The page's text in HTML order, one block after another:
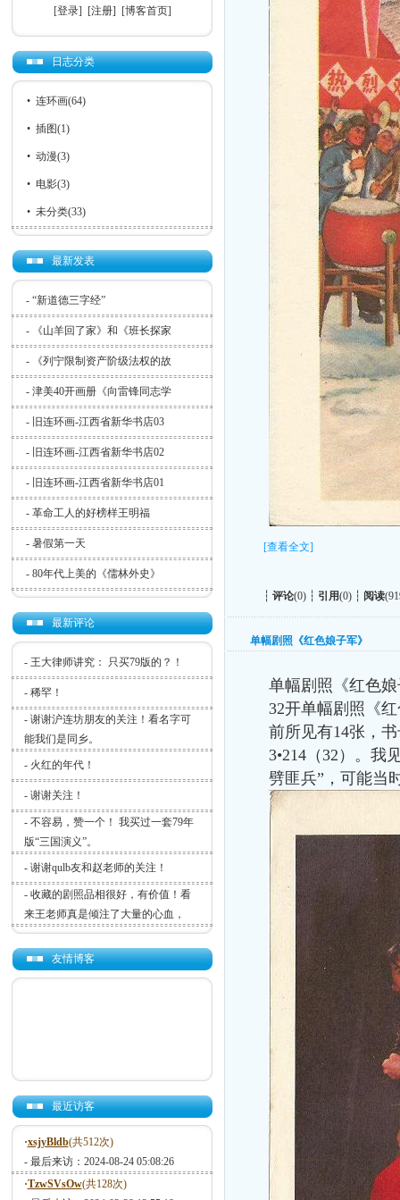
[登录] [注册] [博客首页]
日志分类
• 连环画(64)
• 插图(1)
• 动漫(3)
• 电影(3)
• 未分类(33)
最新发表
- “新道德三字经”
- 《山羊回了家》和《班长探家
- 《列宁限制资产阶级法权的故
- 津美40开画册《向雷锋同志学
- 旧连环画-江西省新华书店03
- 旧连环画-江西省新华书店02
- 旧连环画-江西省新华书店01
- 革命工人的好榜样王明福
- 暑假第一天
- 80年代上美的《儒林外史》
最新评论
- 王大律师讲究： 只买79版的？！
- 稀罕！
- 谢谢沪连坊朋友的关注！看名字可
能我们是同乡。
- 火红的年代！
- 谢谢关注！
- 不容易，赞一个！ 我买过一套79年
版“三国演义”。
- 谢谢qulb友和赵老师的关注！
- 收藏的剧照品相很好，有价值！看
来王老师真是倾注了大量的心血，
友情博客
最近访客
·xsjyBldb(共512次)
- 最后来访：2024-08-24 05:08:26
·TzwSVsOw(共128次)
[查看全文]
┆ 评论(0) ┆ 引用(0) ┆ 阅读
单幅剧照《红色娘子军》
单幅剧照《红色
32开单幅剧照《
前所见有14张，
3•214 （32 ）。我
劈匪兵”，可能当